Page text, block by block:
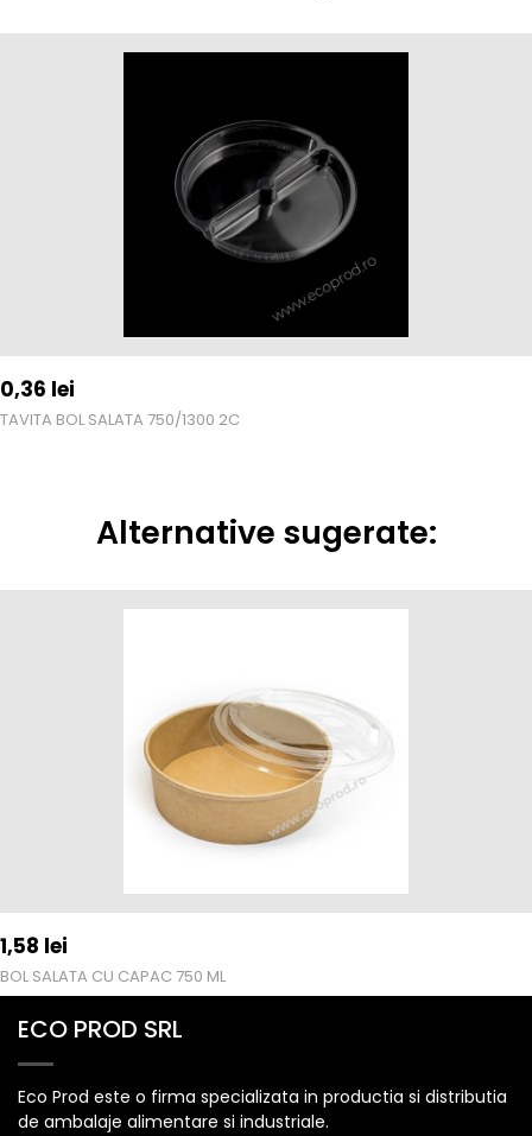
0,36 lei
TAVITA BOL SALATA 750/1300 2C
Alternative sugerate:
1,58 lei
BOL SALATA CU CAPAC 750 ML
ECO PROD SRL
Eco Prod este o firma specializata in productia si distributia
de ambalaje alimentare si industriale.